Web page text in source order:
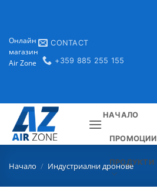
content
Онлайн
магазин
Air Zone
CONTACT
+359 885 255 155
НАЧАЛО
ПРОМОЦИИ
ПРОДУКТИ
Начало / Индустриални дронове